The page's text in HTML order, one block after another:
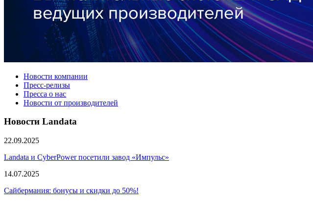
Новости компании
Пресс-релизы
Пресса о нас
Новости от производителей
Новости Landata
22.09.2025
Landata и CyberPower посетили завод «Импульс»
14.07.2025
Сайбермания: бонусы и скидки до 50%!